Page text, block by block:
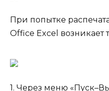
При попытке
Office Excel возникает
1. Через меню